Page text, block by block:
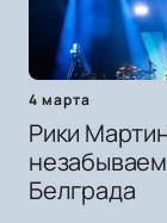
4 марта
Рики
Белграда